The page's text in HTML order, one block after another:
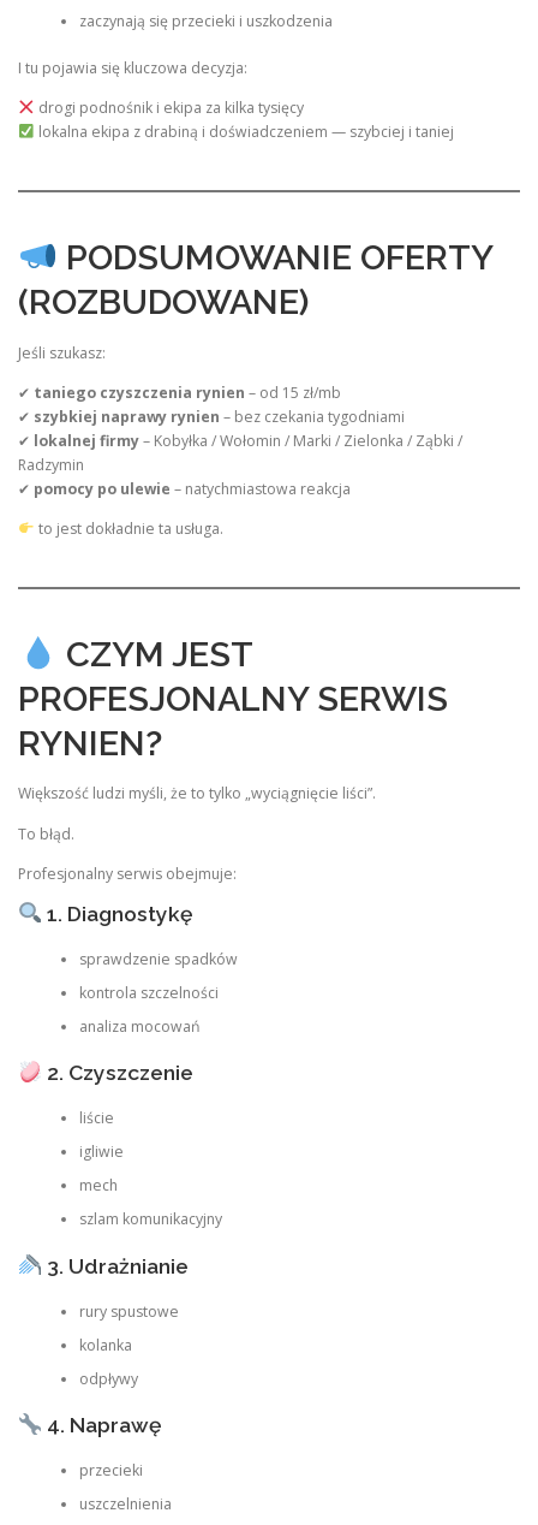
zaczynają się przecieki i uszkodzenia
I tu pojawia się kluczowa decyzja:
drogi podnośnik i ekipa za kilka tysięcy
lokalna ekipa z drabiną i doświadczeniem — szybciej i taniej
PODSUMOWANIE OFERTY
(ROZBUDOWANE)
Jeśli szukasz:
✔ taniego czyszczenia rynien – od 15 zł/mb
✔ szybkiej naprawy rynien – bez czekania tygodniami
✔ lokalnej firmy– Kobyłka / Wołomin / Marki / Zielonka / Ząbki /
Radzymin
✔ pomocy po ulewie – natychmiastowa reakcja
to jest dokładnie ta usługa.
CZYM JEST
PROFESJONALNY SERWIS
RYNIEN?
Większość ludzi myśli, że to tylko „wyciągnięcie liści”.
To błąd.
Profesjonalny serwis obejmuje:
1. Diagnostykę
sprawdzenie spadków
kontrola szczelności
analiza mocowań
2. Czyszczenie
liście
igliwie
mech
szlam komunikacyjny
3. Udrażnianie
rury spustowe
kolanka
odpływy
4. Naprawę
przecieki
uszczelnienia